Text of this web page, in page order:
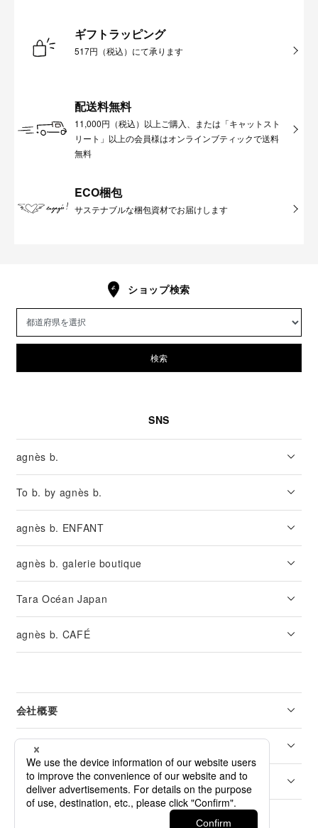
ギフトラッピング
517円（税込）にて承ります
配送料無料
11,000円（税込）以上ご購入、または「キャットスト
リート」以上の会員様はオンラインブティックで送料
無料
ECO梱包
サステナブルな梱包資材でお届けします
ショップ検索
検索
SNS
agnès b.
To b. by agnès b.
agnès b. ENFANT
agnès b. galerie boutique
Tara Océan Japan
agnès b. CAFÉ
会社概要
リーガル
カスタマーサービス